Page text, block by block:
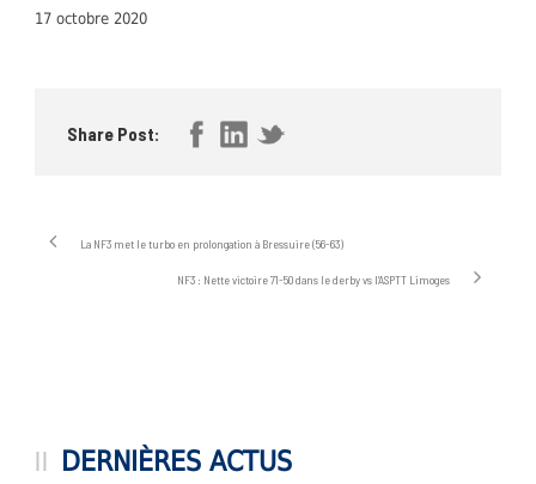
17 octobre 2020
Share Post:
La NF3 met le turbo en prolongation à Bressuire (56-63)
NF3 : Nette victoire 71-50 dans le derby vs l’ASPTT Limoges
DERNIÈRES ACTUS